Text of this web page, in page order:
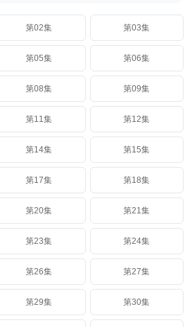
第02集 第03集
第05集 第06集
第08集 第09集
第11集 第12集
第14集 第15集
第17集 第18集
第20集 第21集
第23集 第24集
第26集 第27集
第29集 第30集